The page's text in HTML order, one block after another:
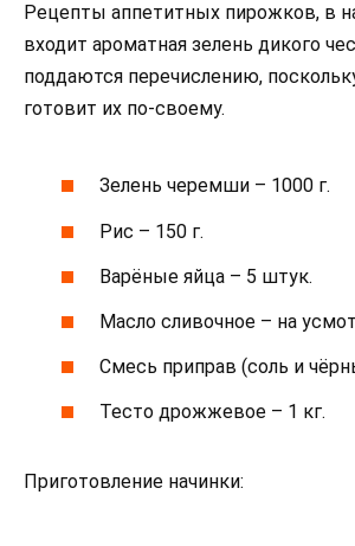
Рецепты аппетитных пирожков, в
входит ароматная зелень дикого
поддаются перечислению,
готовит их по-своему.
Зелень черемши – 1000 г.
Рис – 150 г.
Варёные яйца – 5 штук.
Масло сливочное – на
Смесь приправ (соль и
Тесто дрожжевое – 1 кг.
Приготовление начинки: